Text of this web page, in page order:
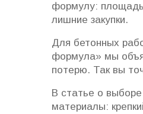
формулу: площадь
лишние закупки.
Для бетонных
формула» мы
потерю. Так вы
В статье о
материалы: